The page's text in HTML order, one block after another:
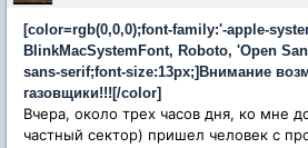
[color=rgb(0,0,0);font-family:'-apple-
BlinkMacSystemFont, Roboto, 'Open
sans-serif;font-size:13px;]Внимание
газовщики!!![/color]
Вчера, около трех часов дня, ко мне
частный сектор) пришел человек с